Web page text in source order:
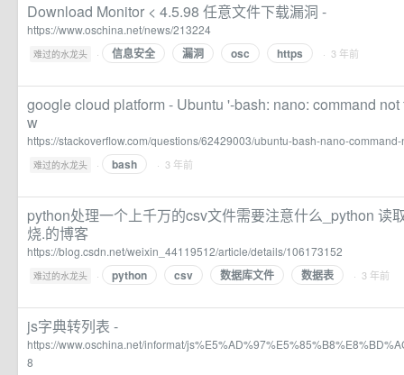
Download Monitor < 4.5.98 任意文件下载漏洞 -
https://www.oschina.net/news/213224
难过的水龙头 · 信息安全 漏洞 osc https · 3 年前
google cloud platform - Ubuntu '-bash: nano: command
w
https://stackoverflow.com/questions/62429003/ubuntu-bash-nano-
难过的水龙头 · bash · 3 年前
python处理一个上千万的csv文件需要注意什么_python 读
烧.的博客
https://blog.csdn.net/weixin_44119512/article/details/106173152
难过的水龙头 · python csv 数据库文件 数据表 · 3 年前
js字典转列表 -
https://www.oschina.net/informat/
8